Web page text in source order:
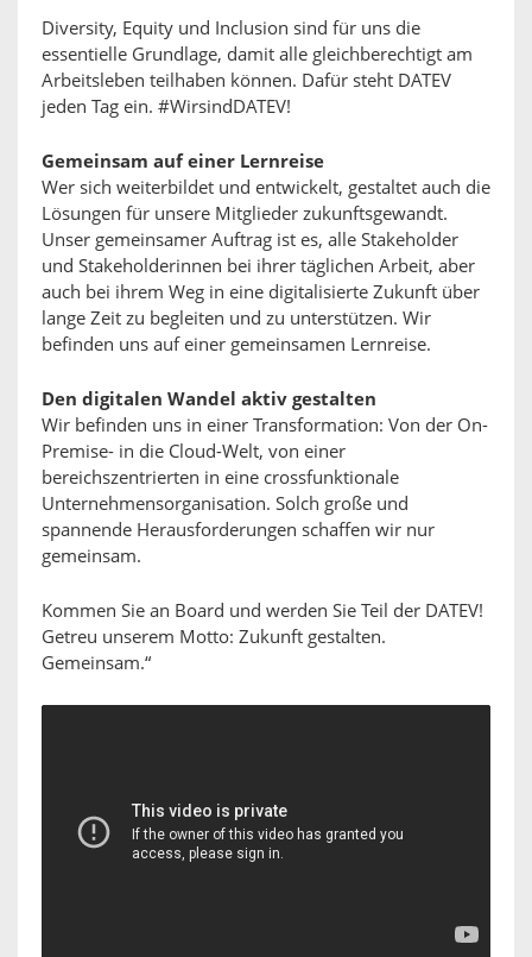
Diversity, Equity und Inclusion sind für uns die
essentielle Grundlage, damit alle gleichberechtigt am
Arbeitsleben teilhaben können. Dafür steht DATEV
jeden Tag ein. #WirsindDATEV!
Gemeinsam auf einer Lernreise
Wer sich weiterbildet und entwickelt, gestaltet auch die
Lösungen für unsere Mitglieder zukunftsgewandt.
Unser gemeinsamer Auftrag ist es, alle Stakeholder
und Stakeholderinnen bei ihrer täglichen Arbeit, aber
auch bei ihrem Weg in eine digitalisierte Zukunft über
lange Zeit zu begleiten und zu unterstützen. Wir
befinden uns auf einer gemeinsamen Lernreise.
Den digitalen Wandel aktiv gestalten
Wir befinden uns in einer Transformation: Von der On-
Premise- in die Cloud-Welt, von einer
bereichszentrierten in eine crossfunktionale
Unternehmensorganisation. Solch große und
spannende Herausforderungen schaffen wir nur
gemeinsam.
Kommen Sie an Board und werden Sie Teil der DATEV!
Getreu unserem Motto: Zukunft gestalten.
Gemeinsam.“